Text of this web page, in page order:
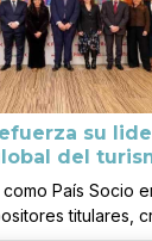
su
del
País Socio
titulares,